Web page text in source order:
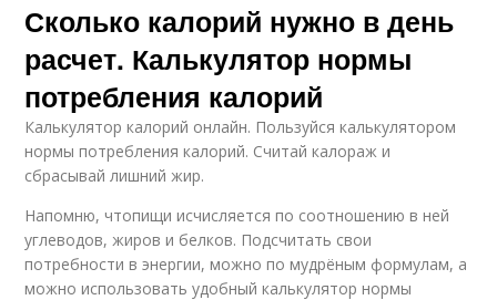
Сколько калорий нужно в день
расчет. Калькулятор нормы
потребления калорий
Калькулятор калорий онлайн. Пользуйся калькулятором
нормы потребления калорий. Считай калораж и
сбрасывай лишний жир.
Напомню, чтопищи исчисляется по соотношению в ней
углеводов, жиров и белков. Подсчитать свои
потребности в энергии, можно по мудрёным формулам, а
можно использовать удобный калькулятор нормы